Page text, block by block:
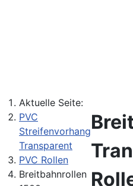
Aktuelle Seite:
PVC
Streifenvorhang
Transparent
PVC Rollen
Breitbahnrollen